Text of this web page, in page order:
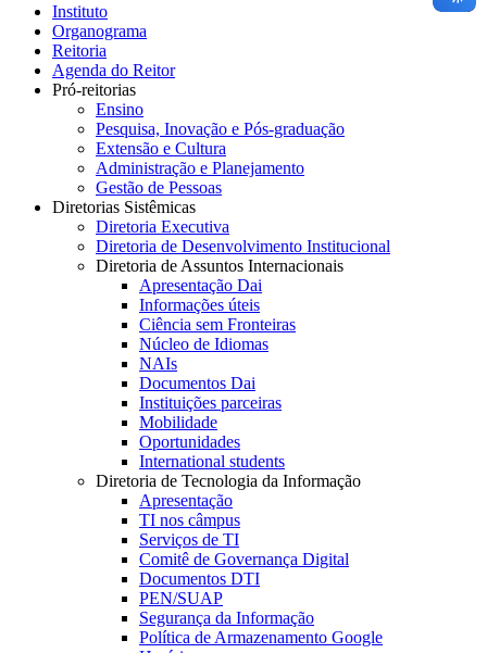
Instituto
Organograma
Reitoria
Agenda do Reitor
Pró-reitorias
Ensino
Pesquisa, Inovação e Pós-graduação
Extensão e Cultura
Administração e Planejamento
Gestão de Pessoas
Diretorias Sistêmicas
Diretoria Executiva
Diretoria de Desenvolvimento Institucional
Diretoria de Assuntos Internacionais
Apresentação Dai
Informações úteis
Ciência sem Fronteiras
Núcleo de Idiomas
NAIs
Documentos Dai
Instituições parceiras
Mobilidade
Oportunidades
International students
Diretoria de Tecnologia da Informação
Apresentação
TI nos câmpus
Serviços de TI
Comitê de Governança Digital
Documentos DTI
PEN/SUAP
Segurança da Informação
Política de Armazenamento Google